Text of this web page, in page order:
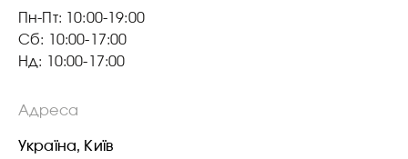
Пн-Пт: 10:00-19:00
Сб: 10:00-17:00
Нд: 10:00-17:00
Адреса
Україна, Київ